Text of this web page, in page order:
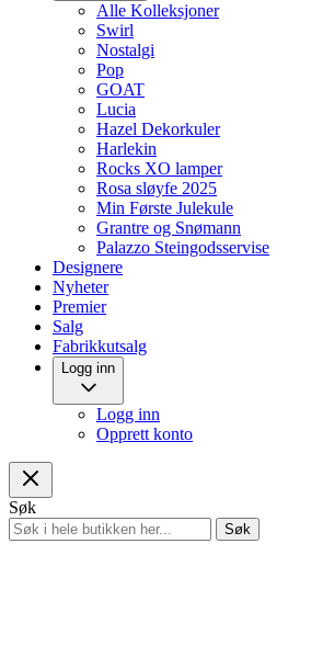
Alle Kolleksjoner
Swirl
Nostalgi
Pop
GOAT
Lucia
Hazel Dekorkuler
Harlekin
Rocks XO lamper
Rosa sløyfe 2025
Min Første Julekule
Grantre og Snømann
Palazzo Steingodsservise
Designere
Nyheter
Premier
Salg
Fabrikkutsalg
Logg inn
Logg inn
Opprett konto
Søk
Søk